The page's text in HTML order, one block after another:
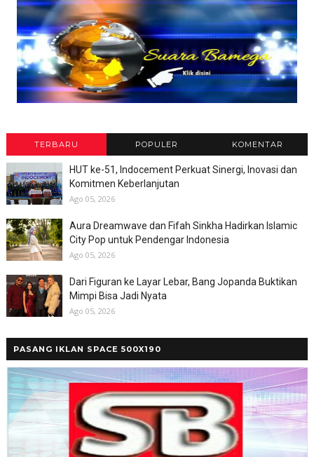
TERBARU POPULER KOMENTAR
HUT ke-51, Indocement Perkuat Sinergi, Inovasi dan
Komitmen Keberlanjutan
Ago 05, 2026
Aura Dreamwave dan Fifah Sinkha Hadirkan Islamic
City Pop untuk Pendengar Indonesia
Ago 05, 2026
Dari Figuran ke Layar Lebar, Bang Jopanda Buktikan
Mimpi Bisa Jadi Nyata
Ago 05, 2026
PASANG IKLAN SPACE 500X190